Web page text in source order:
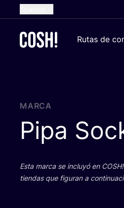
Dutch
Croatian
Rutas de
MARCA
Pipa
Esta mar­ca se inclu­yó en COSH
tien­das que figu­ran a